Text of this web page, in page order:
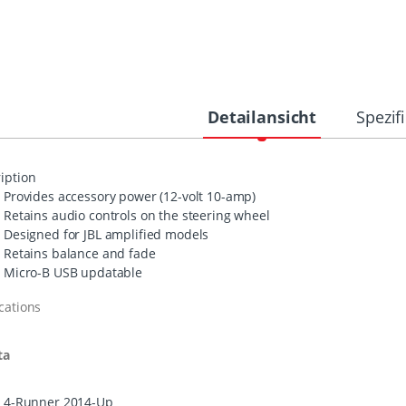
Detailansicht
Provides accessory power (12-volt 10-amp)
Retains audio controls on the steering wheel
Designed for JBL amplified models
Retains balance and fade
Micro-B USBupdatable
4-Runner 2014-Up